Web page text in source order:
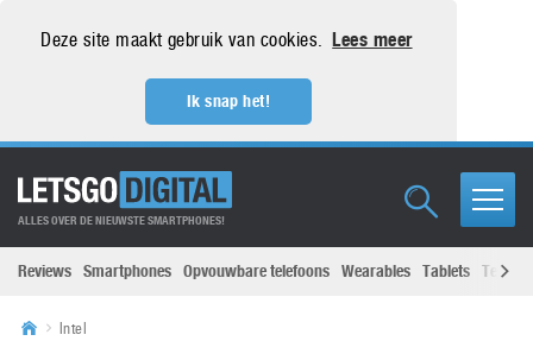
Deze site maakt gebruik van cookies. Lees meer
Ik snap het!
ALLES OVER DE NIEUWSTE SMARTPHONES!
Reviews Smartphones Opvouwbare telefoons Wearables Tablets
Intel